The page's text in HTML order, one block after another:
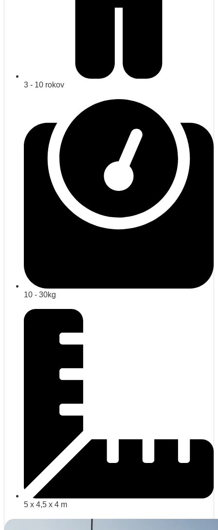
3 - 10 rokov
10 - 30kg
5 x 4,5 x 4 m